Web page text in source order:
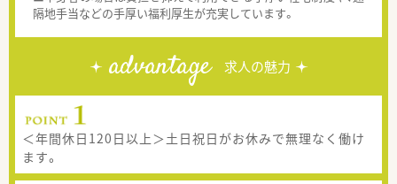
隔地手当などの手厚い福利厚生が充実しています。
advantage 求人の魅力
＜年間休日120日以上＞土日祝日がお休みで無理なく働け
ます。